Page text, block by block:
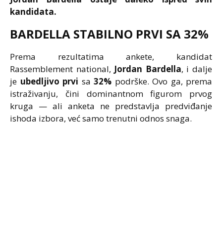
kandidata.
BARDELLA STABILNO PRVI SA 32%
Prema rezultatima ankete, kandidat
Rassemblement national, Jordan Bardella, i dalje
je ubedljivo prvi sa 32% podrške. Ovo ga, prema
istraživanju, čini dominantnom figurom prvog
kruga — ali anketa ne predstavlja predviđanje
ishoda izbora, već samo trenutni odnos snaga.